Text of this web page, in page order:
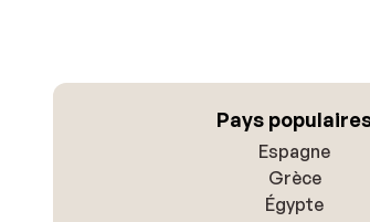
Pays
Espagne
Grèce
Égypte